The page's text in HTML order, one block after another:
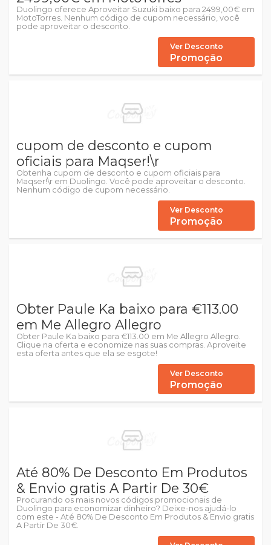
Duolingo oferece Aproveitar Suzuki baixo para 2499,00€ em
MotoTorres. Nenhum código de cupom necessário, você
pode aproveitar o desconto.
Ver Desconto
Promoção
cupom de desconto e cupom
oficiais para Maqser!\r
Obtenha cupom de desconto e cupom oficiais para
Maqser!\r em Duolingo. Você pode aproveitar o desconto.
Nenhum código de cupom necessário.
Ver Desconto
Promoção
Obter Paule Ka baixo para €113.00
em Me Allegro Allegro
Obter Paule Ka baixo para €113.00 em Me Allegro Allegro.
Clique na oferta e economize nas suas compras. Aproveite
esta oferta antes que ela se esgote!
Ver Desconto
Promoção
Até 80% De Desconto Em Produtos
& Envio gratis A Partir De 30€
Procurando os mais novos códigos promocionais de
Duolingo para economizar dinheiro? Deixe-nos ajudá-lo
com este - Até 80% De Desconto Em Produtos & Envio gratis
A Partir De 30€.